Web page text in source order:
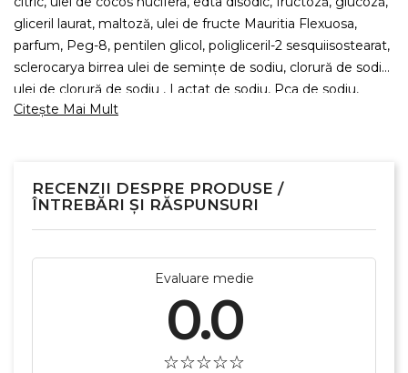
gliceril laurat, maltoză, ulei de fructe Mauritia Flexuosa,
parfum, Peg-8, pentilen glicol, poligliceril-2 sesquiisostearat,
sclerocarya birrea ulei de semințe de sodiu, clorură de sodiu,
ulei de clorură de sodiu , Lactat de sodiu, Pca de sodiu,
tocoferol, acetat de tocoferil, trehaloză, fosfat de trilaureth-
Citește Mai Mult
RECENZII DESPRE PRODUSE /
ÎNTREBĂRI ȘI RĂSPUNSURI
Evaluare medie
0.0